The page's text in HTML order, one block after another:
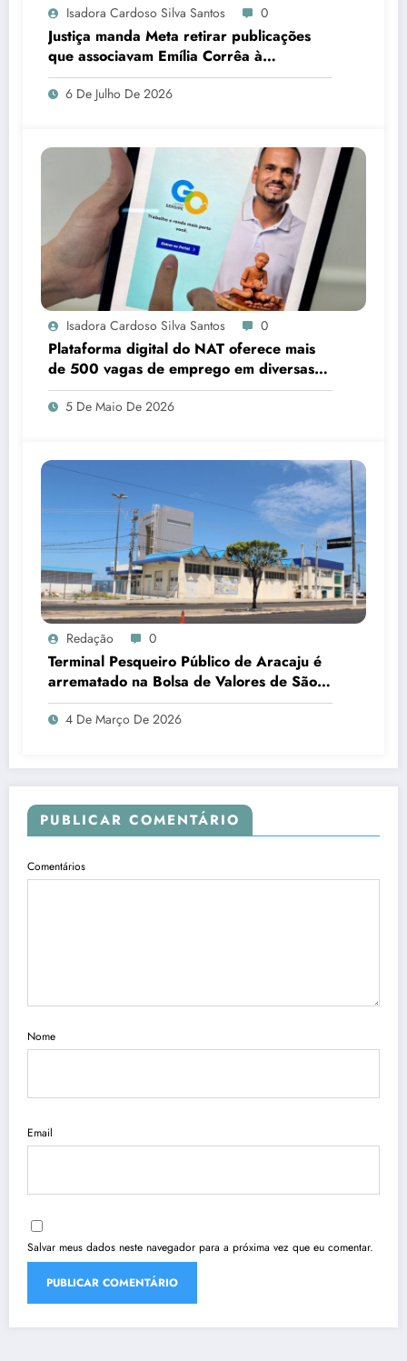
Isadora Cardoso Silva Santos 0
Justiça manda Meta retirar publicações
que associavam Emília Corrêa à
corrupção e identificar responsáveis
6 De Julho De 2026
Isadora Cardoso Silva Santos 0
Plataforma digital do NAT oferece mais
de 500 vagas de emprego em diversas
áreas em Sergipe
5 De Maio De 2026
Redação 0
Terminal Pesqueiro Público de Aracaju é
arrematado na Bolsa de Valores de São
Paulo
4 De Março De 2026
PUBLICAR COMENTÁRIO
Comentários
Nome
Email
Salvar meus dados neste navegador para a próxima vez que eu comentar.